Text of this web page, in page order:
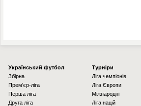
Українcький футбол
Збірна
Прем'єр-ліга
Перша ліга
Друга ліга
Турніри
Ліга чемпіонів
Ліга Європи
Міжнародні
Ліга націй